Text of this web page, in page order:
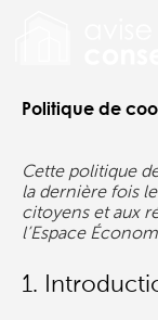
Politique de
Cette politique
la dernière fois
citoyens et aux
l’Espace
1.